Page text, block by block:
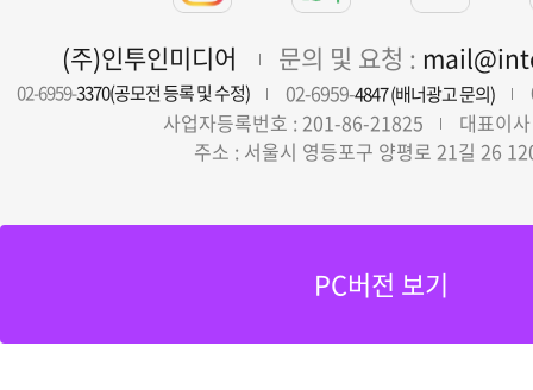
(주)인투인미디어 문의 및 요청 :
02-6959-3370(공모전 등록 및 수정) 02-6959-4847 (배너광고 문의)
사업자등록번호 : 201-86-21825
대표이
주소 : 서울시 영등포구 양평로 21길 26
PC버전 보기